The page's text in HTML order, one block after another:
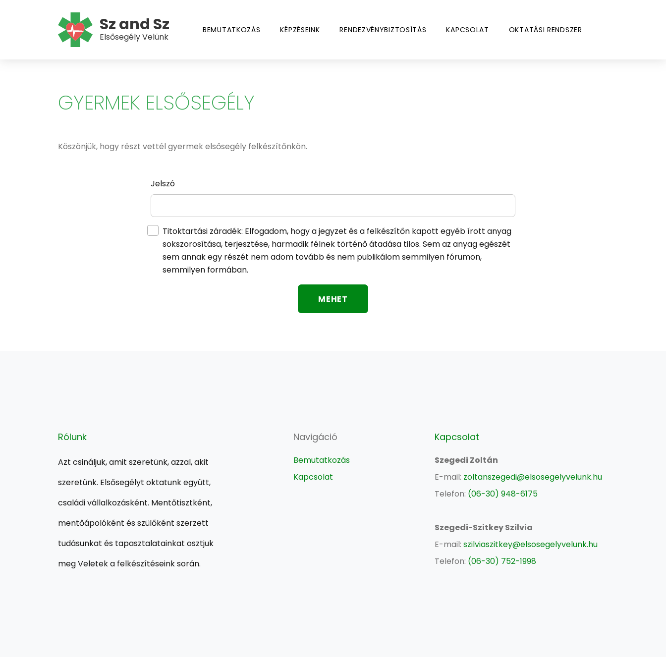
Sz and Sz
Elsősegély Velünk
BEMUTATKOZÁS KÉPZÉSEINK RENDEZVÉNYBIZTOSÍTÁS KAPCSOLAT OKTATÁSI RENDSZER
GYERMEK ELSŐSEGÉLY
Köszönjük, hogy részt vettél gyermek elsősegély felkészítőnkön.
Jelszó
Titoktartási záradék: Elfogadom, hogy a jegyzet és a felkészítőn kapott egyéb írott anyag
sokszorosítása, terjesztése, harmadik félnek történő átadása tilos. Sem az anyag egészét
sem annak egy részét nem adom tovább és nem publikálom semmilyen fórumon,
semmilyen formában.
MEHET
Rólunk
Azt csináljuk, amit szeretünk, azzal, akit
szeretünk. Elsősegélyt oktatunk együtt,
családi vállalkozásként. Mentőtisztként,
mentőápolóként és szülőként szerzett
tudásunkat és tapasztalatainkat osztjuk
meg Veletek a felkészítéseink során.
Navigáció
Bemutatkozás
Kapcsolat
Kapcsolat
Szegedi Zoltán
E-mail: zoltanszegedi@elsosegelyvelunk.hu
Telefon: (06-30) 948-6175
Szegedi-Szitkey Szilvia
E-mail: szilviaszitkey@elsosegelyvelunk.hu
Telefon: (06-30) 752-1998